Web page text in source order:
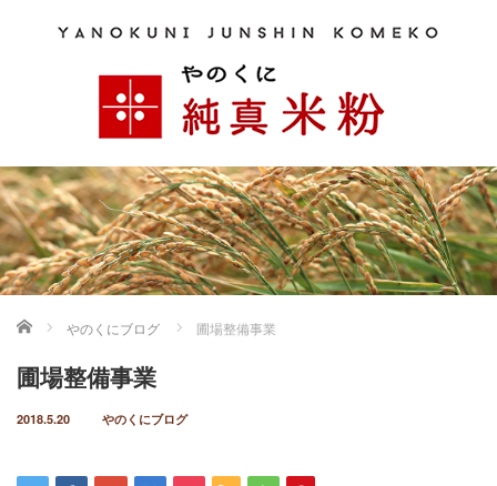
ホーム やのくにブログ 圃場整備事業
圃場整備事業
2018.5.20 やのくにブログ